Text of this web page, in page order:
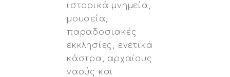
ιστορικά μνημεία,
μουσεία,
παραδοσιακές
εκκλησίες, ενετικά
κάστρα, αρχαίους
ναούς και